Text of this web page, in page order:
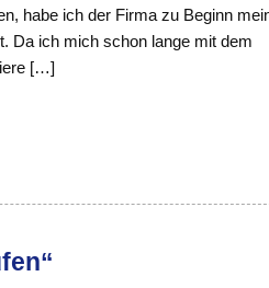
habe ich der Firma zu Beginn
Da ich mich schon lange mit dem
[…]